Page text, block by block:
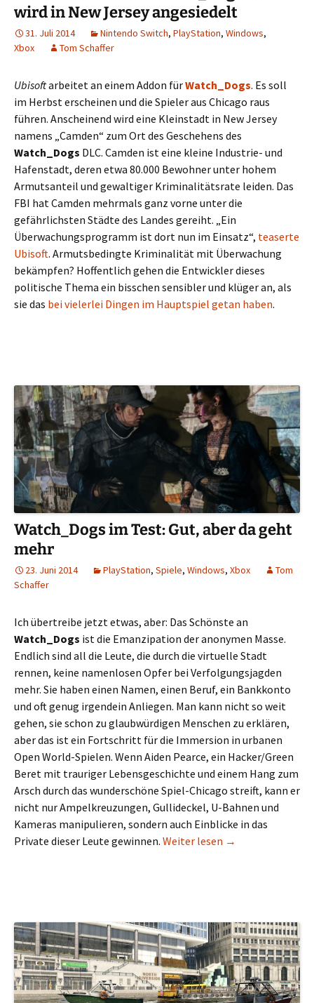
wird in New Jersey angesiedelt
31. Juli 2014 Nintendo Switch, PlayStation, Windows,
Xbox
Tom Schaffer
Ubisoftarbeitet an einem Addon fürWatch_Dogs. Es soll
im Herbst erscheinen und die Spieler aus Chicago raus
führen. Anscheinend wird eine Kleinstadt in New Jersey
namens „Camden“ zum Ort des Geschehens des
Watch_Dogs DLC. Camden ist eine kleine Industrie- und
Hafenstadt, deren etwa 80.000 Bewohner unter hohem
Armutsanteil und gewaltiger Kriminalitätsrate leiden. Das
FBI hat Camden mehrmals ganz vorne unter die
gefährlichsten Städte des Landes gereiht. „Ein
Überwachungsprogramm ist dort nun im Einsatz“, teaserte
Ubisoft. Armutsbedingte Kriminalität mit Überwachung
bekämpfen? Hoffentlich gehen die Entwickler dieses
politische Thema ein bisschen sensibler und klüger an, als
sie das bei vielerlei Dingen im Hauptspiel getan haben.
Watch_Dogs im Test: Gut, aber da geht
mehr
23. Juni 2014 PlayStation, Spiele, Windows, Xbox
Tom
Schaffer
Ich übertreibe jetzt etwas, aber: Das Schönste an
Watch_Dogs ist die Emanzipation der anonymen Masse.
Endlich sind all die Leute, die durch die virtuelle Stadt
rennen, keine namenlosen Opfer bei Verfolgungsjagden
mehr. Sie haben einen Namen, einen Beruf, ein Bankkonto
und oft genug irgendein Anliegen. Man kann nicht so weit
gehen, sie schon zu glaubwürdigen Menschen zu erklären,
aber das ist ein Fortschritt für die Immersion in urbanen
Open World-Spielen. Wenn Aiden Pearce, ein Hacker/Green
Beret mit trauriger Lebensgeschichte und einem Hang zum
Arsch durch das wunderschöne Spiel-Chicago streift, kann er
nicht nur Ampelkreuzungen, Gullideckel, U-Bahnen und
Kameras manipulieren, sondern auch Einblicke in das
Private dieser Leute gewinnen. Weiter lesen Watch_Dogs im
→